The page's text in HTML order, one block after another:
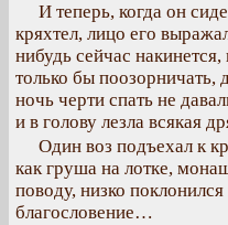
И теперь, когда он
кряхтел, лицо его
нибудь сейчас
только бы поозорничать,
ночь черти спать не
и в голову лезла всякая
Один воз подъехал к
как груша на лотке,
поводу, низко
благословение…